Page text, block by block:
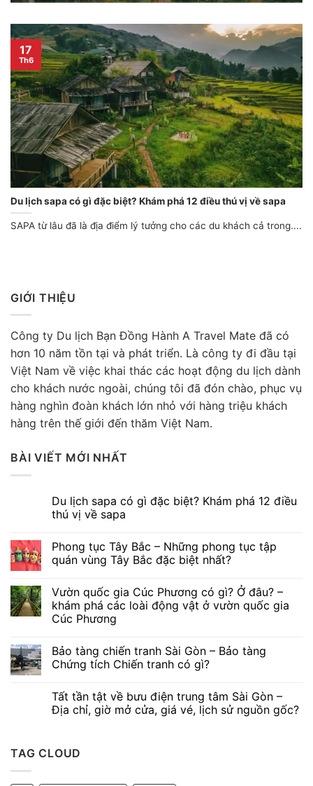
Du lịch sapa có gì đặc biệt? Khám phá 12 điều thú vị về sapa
SAPA từ lâu đã là địa điểm lý tưởng cho các du khách cả trong....
17
Th6
GIỚI THIỆU
Công ty Du lịch Bạn Đồng Hành A Travel Mate đã có
hơn 10 năm tồn tại và phát triển. Là công ty đi đầu tại
Việt Nam về việc khai thác các hoạt động du lịch dành
cho khách nước ngoài, chúng tôi đã đón chào, phục vụ
hàng nghìn đoàn khách lớn nhỏ với hàng triệu khách
hàng trên thế giới đến thăm Việt Nam.
BÀI VIẾT MỚI NHẤT
Du lịch sapa có gì đặc biệt? Khám phá 12 điều
thú vị về sapa
Phong tục Tây Bắc – Những phong tục tập
quán vùng Tây Bắc đặc biệt nhất?
Vườn quốc gia Cúc Phương có gì? Ở đâu? –
khám phá các loài động vật ở vườn quốc gia
Cúc Phương
Bảo tàng chiến tranh Sài Gòn – Bảo tàng
Chứng tích Chiến tranh có gì?
Tất tần tật về bưu điện trung tâm Sài Gòn –
Địa chỉ, giờ mở cửa, giá vé, lịch sử nguồn gốc?
TAG CLOUD